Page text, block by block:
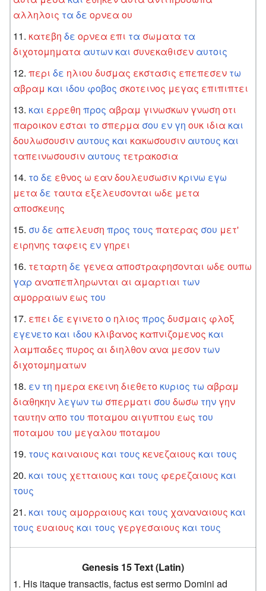
αλληλοις τα δε ορνεα ου
κατεβη δε ορνεα επι τα σωματα τα
διχοτομηματα αυτων και συνεκαθισεν αυτοις
περι δε ηλιου δυσμας εκστασις επεπεσεν τω
αβραμ και ιδου φοβος σκοτεινος μεγας επιπιπτει
και ερρεθη προς αβραμ γινωσκων γνωση οτι
παροικον εσται το σπερμα σου εν γη ουκ ιδια και
δουλωσουσιν αυτους και κακωσουσιν αυτους και
ταπεινωσουσιν αυτους τετρακοσια
τοδε εθνος ω εανδουλευσωσιν κρινω εγω
μετα δε ταυτα εξελευσονται ωδε μετα
αποσκευης
συ δε απελευση προς τους πατερας σου μετ'
ειρηνης ταφεις εν γηρει
τεταρτη δε γενεα αποστραφησονται ωδε ουπω
γαρ αναπεπληρωνται αι αμαρτιαι των
αμορραιων εως του
επει δε εγινετοο ηλιος προς δυσμαις φλοξ
εγενετο και ιδου κλιβανος καπνιζομενος και
λαμπαδες πυρος αι διηλθον ανα μεσον των
διχοτομηματων
εν τη ημερα εκεινη διεθετο κυριος τω αβραμ
διαθηκην λεγων τω σπερματι σου δωσω την γην
ταυτην απο του ποταμου αιγυπτου εως του
ποταμου του μεγαλου ποταμου
τους καιναιους και τους κενεζαιους και τους
και τους χετταιους και τους φερεζαιους και
τους
και τους αμορραιους και τους χαναναιους και
τους ευαιους και τους γεργεσαιους και τους
Genesis 15 Text (Latin)
His itaque transactis, factus est sermo Domini ad